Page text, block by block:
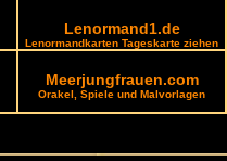
Lenormand1.de
Lenormandkarten Tageskarte ziehen
Meerjungfrauen.com
Orakel, Spiele und Malvorlagen